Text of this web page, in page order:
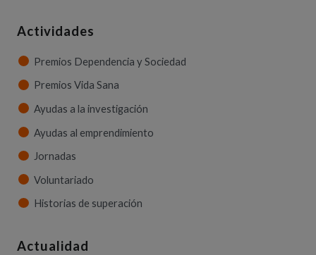
Actividades
Premios Dependencia y Sociedad
Premios Vida Sana
Ayudas a la investigación
Ayudas al emprendimiento
Jornadas
Voluntariado
Historias de superación
Actualidad